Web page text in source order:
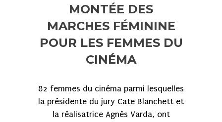
MONTÉE DES
MARCHES FÉMININE
POUR LES FEMMES DU
CINÉMA
82 femmes du cinéma parmi lesquelles
la présidente du jury Cate Blanchett et
la réalisatrice Agnès Varda, ont